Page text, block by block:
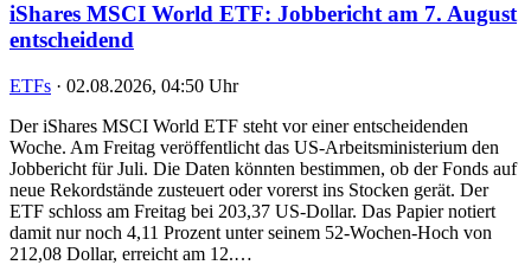
iShares MSCI World ETF: Jobbericht am 7. August
entscheidend
ETFs · 02.08.2026, 04:50 Uhr
Der iShares MSCI World ETF steht vor einer entscheidenden
Woche. Am Freitag veröffentlicht das US-Arbeitsministerium den
Jobbericht für Juli. Die Daten könnten bestimmen, ob der Fonds auf
neue Rekordstände zusteuert oder vorerst ins Stocken gerät. Der
ETF schloss am Freitag bei 203,37 US-Dollar. Das Papier notiert
damit nur noch 4,11 Prozent unter seinem 52-Wochen-Hoch von
212,08 Dollar, erreicht am 12.…